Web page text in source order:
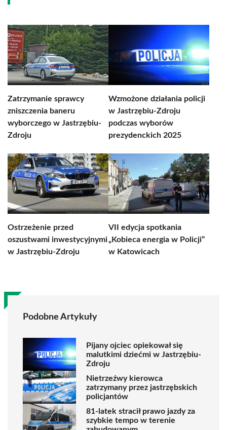
Zatrzymanie sprawcy
zniszczenia baneru
wyborczego w Jastrzębiu-
Zdroju
Wzmożone działania policji
w Jastrzębiu-Zdroju
podczas wyborów
prezydenckich 2025
Ostrzeżenie przed
oszustwami inwestycyjnymi
w Jastrzębiu-Zdroju
VII edycja spotkania
„Kobieca energia w Policji”
w Katowicach
Podobne Artykuły
Pijany ojciec opiekował się
malutkimi dziećmi w Jastrzębiu-
Zdroju
Nietrzeźwy kierowca
zatrzymany przez jastrzębskich
policjantów
81-latek stracił prawo jazdy za
szybkie tempo w terenie